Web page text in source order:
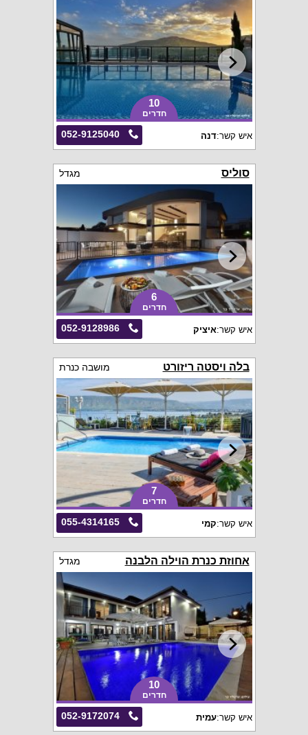
10
חדרים
052-9125040 איש קשר:דנה
סוליס מגדל
6
חדרים
052-9128986 איש קשר:איציק
בלה ויסטה ריזורט מושבה כנרת
7
חדרים
055-4314165 איש קשר:קמי
אחוזת כנרת הוילה הלבנה מגדל
10
חדרים
052-9172074 איש קשר:עמית